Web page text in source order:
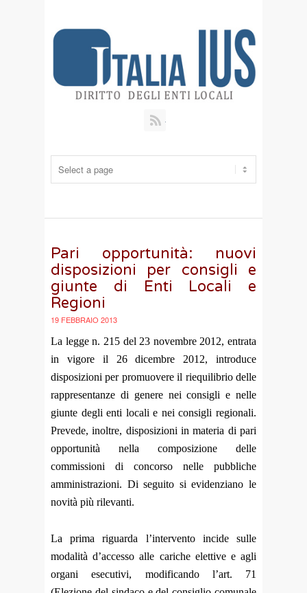
Pari opportunità: nuovi
disposizioni per consigli e
giunte di Enti Locali e
Regioni
19 FEBBRAIO 2013
La legge n. 215 del 23 novembre 2012, entrata
in vigore il 26 dicembre 2012, introduce
disposizioni per promuovere il riequilibrio delle
rappresentanze di genere nei consigli e nelle
giunte degli enti locali e nei consigli regionali.
Prevede, inoltre, disposizioni in materia di pari
opportunità nella composizione delle
commissioni di concorso nelle pubbliche
amministrazioni. Di seguito si evidenziano le
novità più rilevanti.
La prima riguarda l’intervento incide sulle
modalità d’accesso alle cariche elettive e agli
organi esecutivi, modificando l’art. 71